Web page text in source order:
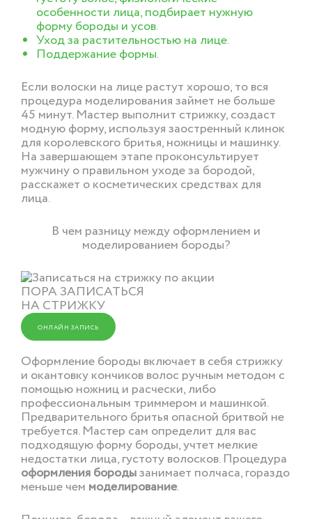
особенности лица, подбирает нужную
форму бороды и усов.
Уход за растительностью на лице.
Поддержание формы.
Если волоски на лице растут хорошо, то вся
процедура моделирования займет не больше
45 минут. Мастер выполнит стрижку, создаст
модную форму, используя заостренный клинок
для королевского бритья, ножницы и машинку.
На завершающем этапе проконсультирует
мужчину о правильном уходе за бородой,
расскажет о косметических средствах для
лица.
В чем разницу между оформлением и
моделированием бороды?
ПОРА ЗАПИСАТЬСЯ
НА СТРИЖКУ
ОНЛАЙН ЗАПИСЬ
Оформление бороды включает в себя стрижку
и окантовку кончиков волос ручным методом с
помощью ножниц и расчески, либо
профессиональным триммером и машинкой.
Предварительного бритья опасной бритвой не
требуется. Мастер сам определит для вас
подходящую форму бороды, учтет мелкие
недостатки лица, густоту волосков. Процедура
оформления бородызанимает полчаса, гораздо
меньше чем моделирование.